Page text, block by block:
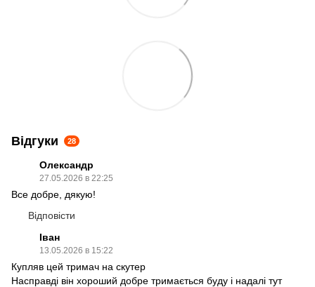
Відгуки 28
Олександр
27.05.2026 в 22:25
Все добре, дякую!
Відповісти
Іван
13.05.2026 в 15:22
Купляв цей тримач на скутер
Насправді він хороший добре тримається буду і надалі тут